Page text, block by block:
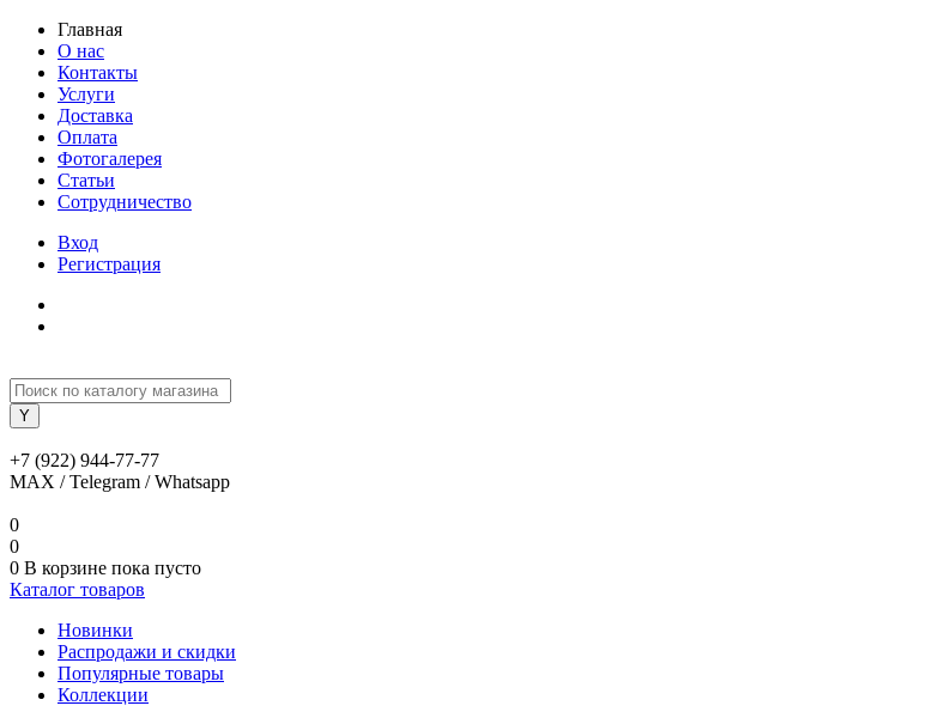
Главная
О нас
Контакты
Услуги
Доставка
Оплата
Фотогалерея
Статьи
Сотрудничество
Вход
Регистрация
+7 (922) 944-77-77
MAX / Telegram / Whatsapp
0
0
0 В корзине пока пусто
Каталог товаров
Новинки
Распродажи и скидки
Популярные товары
Коллекции